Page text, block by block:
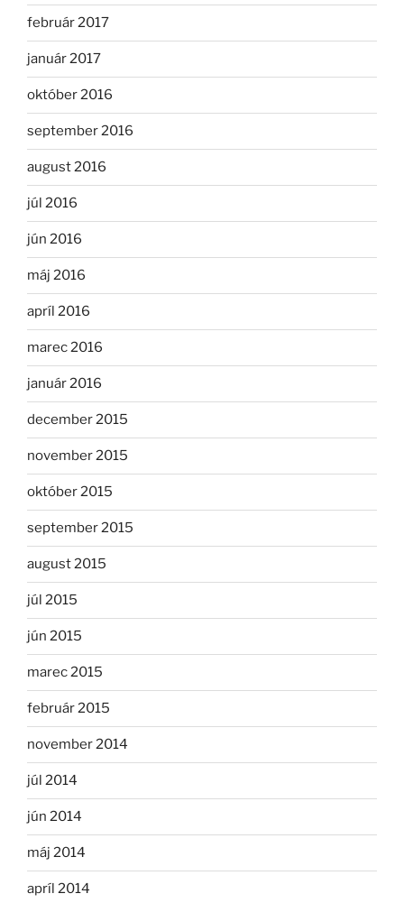
február 2017
január 2017
október 2016
september 2016
august 2016
júl 2016
jún 2016
máj 2016
apríl 2016
marec 2016
január 2016
december 2015
november 2015
október 2015
september 2015
august 2015
júl 2015
jún 2015
marec 2015
február 2015
november 2014
júl 2014
jún 2014
máj 2014
apríl 2014